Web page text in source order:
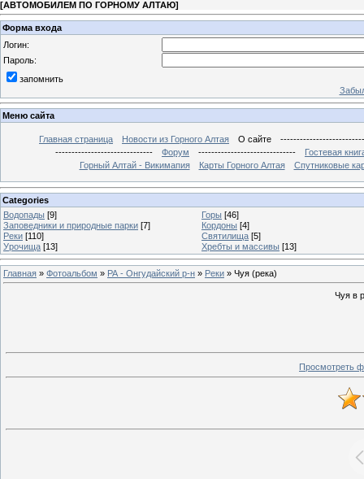
[АВТОМОБИЛЕМ ПО ГОРНОМУ АЛТАЮ]
Форма входа
Логин:
Пароль:
запомнить
Меню сайта
Главная страница Новости из Горного Алтая О сайте
------------------------------
Форум ------------------------------
Гостевая
Горный Алтай - Викимапия
Карты Горного Алтая Спутниковые
Categories
Водопады [9] Горы [46]
Заповедники и природные парки [7] Кордоны [4]
Реки [110] Святилища [5]
Урочища [13] Хребты и массивы [13]
Главная » Фотоальбом » РА - Онгудайский р-н » Реки » Чуя (река)
Чуя в
Просмотреть